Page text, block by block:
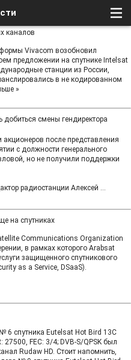
каналов
Vivacom возобновил
предложении на спутнике Intelsat
станции из России,
в не кодированном
»
смены гендиректора
после представления
с должности генерального
но не получили поддержки
радиостанции Алексей ...
на спутниках
Communications Organization
в рамках которого Arabsat
защищенного спутникового
as a Service, DSaaS).
6 спутника Eutelsat Hot Bird 13C
27500, FEC: 3/4; DVB-S/QPSK был
Rudaw HD. Стоит напомнить,